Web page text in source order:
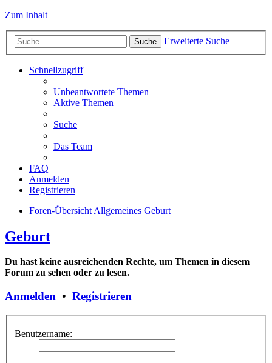
Zum Inhalt
Suche Erweiterte Suche
Schnellzugriff
Unbeantwortete Themen
Aktive Themen
Suche
Das Team
FAQ
Anmelden
Registrieren
Foren-Übersicht Allgemeines Geburt
Geburt
Du hast keine ausreichenden Rechte, um Themen in diesem
Forum zu sehen oder zu lesen.
Anmelden • Registrieren
Benutzername: